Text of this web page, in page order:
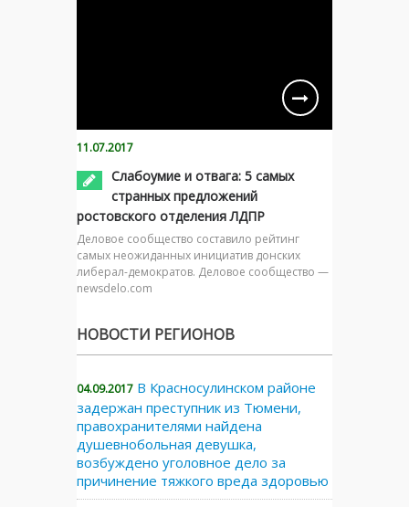
11.07.2017
Слабоумие и отвага: 5 самых
странных предложений
ростовского отделения ЛДПР
Деловое сообщество составило рейтинг
самых неожиданных инициатив донских
либерал-демократов. Деловое сообщество —
newsdelo.com
НОВОСТИ РЕГИОНОВ
04.09.2017 В Красносулинском районе
задержан преступник из Тюмени,
правохранителями найдена
душевнобольная девушка,
возбуждено уголовное дело за
причинение тяжкого вреда здоровью